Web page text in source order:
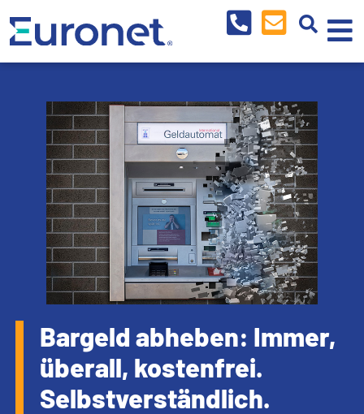
Bargeld abheben: Immer,
überall, kostenfrei.
Selbstverständlich.